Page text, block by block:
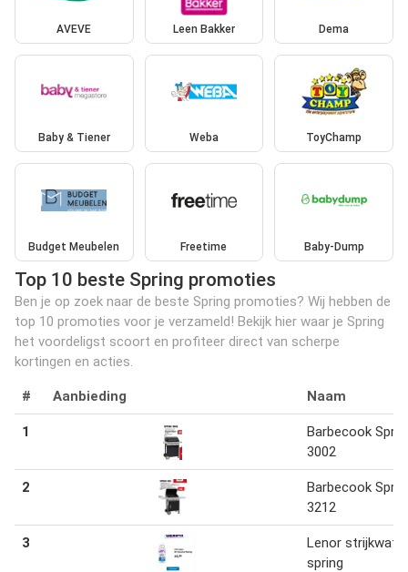
AVEVE Leen Bakker Dema
Baby & Tiener Weba ToyChamp
Budget Meubelen Freetime Baby-Dump
Top 10 beste Spring promoties
Ben je op zoek naar de beste Spring promoties? Wij hebben de
top 10 promoties voor je verzameld! Bekijk hier waar je Spring
het voordeligst scoort en profiteer direct van scherpe
kortingen en acties.
# Aanbieding Naam
1
Barbecook
3002
2
Barbecook
3212
3
Lenor strijkwater
spring